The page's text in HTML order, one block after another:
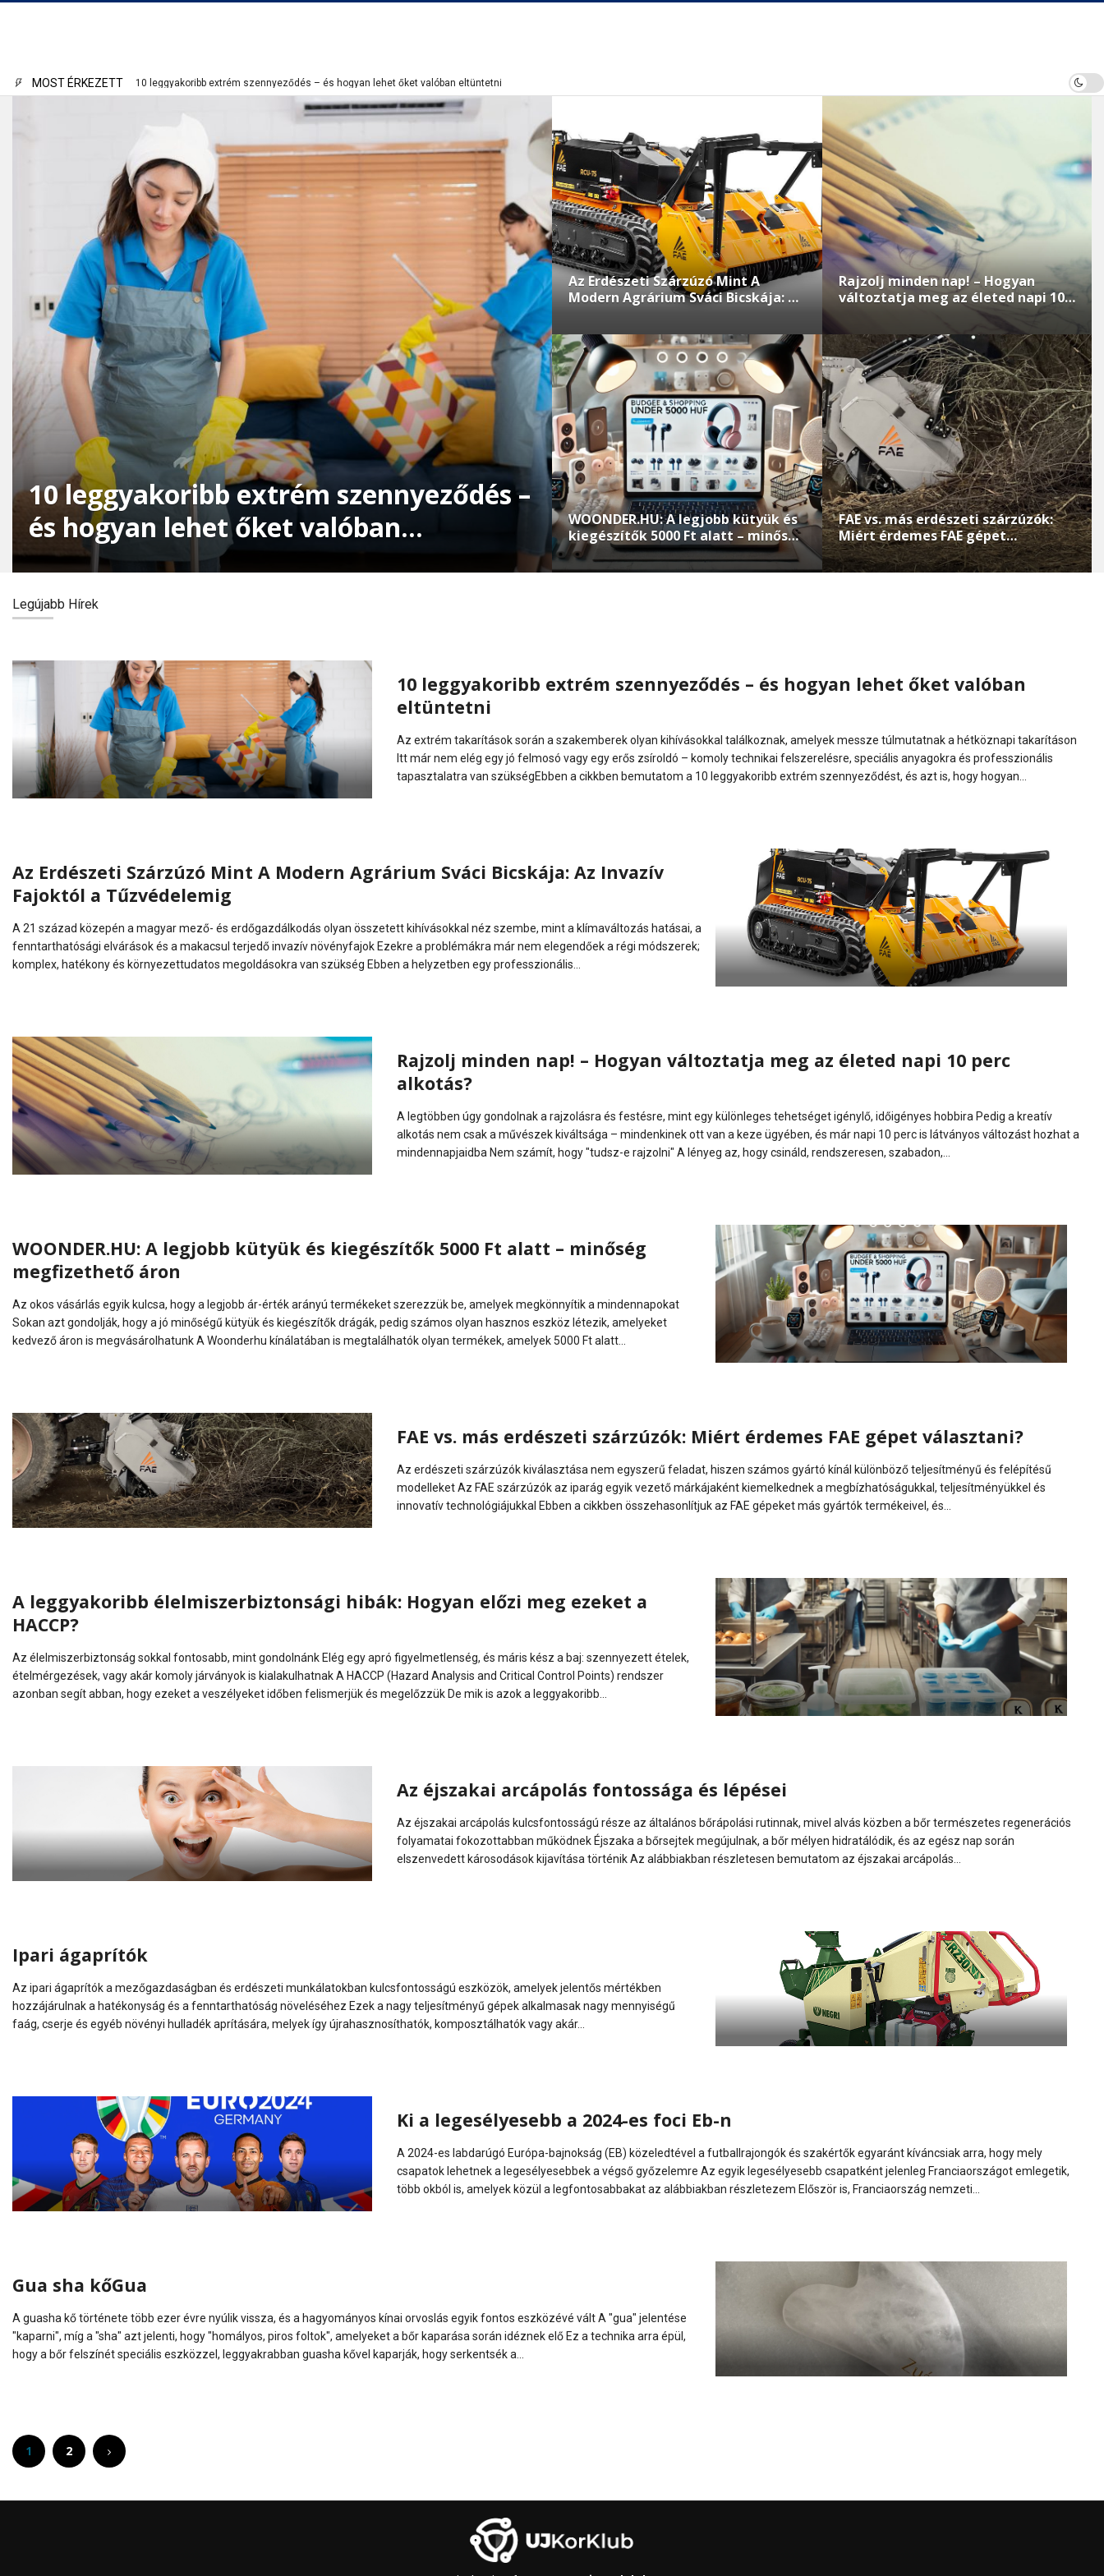
MOST ÉRKEZETT Az Erdészeti Szárzúzó Mint A Modern Agrárium Sváci Bicskája: Az Invazív Fajoktól a Tűzvédelemig Rajzolj minden nap! – Hogyan változtatja meg az életed napi 10 perc
10 leggyakoribb extrém szennyeződés –
és hogyan lehet őket valóban
eltüntetni
Az Erdészeti Szárzúzó Mint A
Modern Agrárium Sváci Bicskája: Az
Rajzolj minden nap! – Hogyan
változtatja meg az életed napi 10
WOONDER.HU: A legjobb kütyük és
kiegészítők 5000 Ft alatt – minőség
megfizethető áron
FAE vs. más erdészeti szárzúzók:
Miért érdemes FAE gépet
választani?
Legújabb Hírek
10 leggyakoribb extrém szennyeződés – és hogyan lehet őket valóban
eltüntetni
Az extrém takarítások során a szakemberek olyan kihívásokkal találkoznak, amelyek messze túlmutatnak a hétköznapi takarításon
Itt már nem elég egy jó felmosó vagy egy erős zsíroldó – komoly technikai felszerelésre, speciális anyagokra és professzionális
tapasztalatra van szükségEbben a cikkben bemutatom a 10 leggyakoribb extrém szennyeződést, és azt is, hogy hogyan...
Az Erdészeti Szárzúzó Mint A Modern Agrárium Sváci Bicskája: Az Invazív
Fajoktól a Tűzvédelemig
A 21 század közepén a magyar mező- és erdőgazdálkodás olyan összetett kihívásokkal néz szembe, mint a klímaváltozás hatásai, a
fenntarthatósági elvárások és a makacsul terjedő invazív növényfajok Ezekre a problémákra már nem elegendőek a régi módszerek;
komplex, hatékony és környezettudatos megoldásokra van szükség Ebben a helyzetben egy professzionális...
Rajzolj minden nap! – Hogyan változtatja meg az életed napi 10 perc
alkotás?
A legtöbben úgy gondolnak a rajzolásra és festésre, mint egy különleges tehetséget igénylő, időigényes hobbira Pedig a kreatív
alkotás nem csak a művészek kiváltsága – mindenkinek ott van a keze ügyében, és már napi 10 perc is látványos változást hozhat a
mindennapjaidba Nem számít, hogy "tudsz-e rajzolni" A lényeg az, hogy csináld, rendszeresen, szabadon,...
WOONDER.HU: A legjobb kütyük és kiegészítők 5000 Ft alatt – minőség
megfizethető áron
Az okos vásárlás egyik kulcsa, hogy a legjobb ár-érték arányú termékeket szerezzük be, amelyek megkönnyítik a mindennapokat
Sokan azt gondolják, hogy a jó minőségű kütyük és kiegészítők drágák, pedig számos olyan hasznos eszköz létezik, amelyeket
kedvező áron is megvásárolhatunk A Woonderhu kínálatában is megtalálhatók olyan termékek, amelyek 5000 Ft alatt...
FAE vs. más erdészeti szárzúzók: Miért érdemes FAE gépet választani?
Az erdészeti szárzúzók kiválasztása nem egyszerű feladat, hiszen számos gyártó kínál különböző teljesítményű és felépítésű
modelleket Az FAE szárzúzók az iparág egyik vezető márkájaként kiemelkednek a megbízhatóságukkal, teljesítményükkel és
innovatív technológiájukkal Ebben a cikkben összehasonlítjuk az FAE gépeket más gyártók termékeivel, és...
A leggyakoribb élelmiszerbiztonsági hibák: Hogyan előzi meg ezeket a
HACCP?
Az élelmiszerbiztonság sokkal fontosabb, mint gondolnánk Elég egy apró figyelmetlenség, és máris kész a baj: szennyezett ételek,
ételmérgezések, vagy akár komoly járványok is kialakulhatnak A HACCP (Hazard Analysis and Critical Control Points) rendszer
azonban segít abban, hogy ezeket a veszélyeket időben felismerjük és megelőzzük De mik is azok a leggyakoribb...
Az éjszakai arcápolás fontossága és lépései
Az éjszakai arcápolás kulcsfontosságú része az általános bőrápolási rutinnak, mivel alvás közben a bőr természetes regenerációs
folyamatai fokozottabban működnek Éjszaka a bőrsejtek megújulnak, a bőr mélyen hidratálódik, és az egész nap során
elszenvedett károsodások kijavítása történik Az alábbiakban részletesen bemutatom az éjszakai arcápolás...
Ipari ágaprítók
Az ipari ágaprítók a mezőgazdaságban és erdészeti munkálatokban kulcsfontosságú eszközök, amelyek jelentős mértékben
hozzájárulnak a hatékonyság és a fenntarthatóság növeléséhez Ezek a nagy teljesítményű gépek alkalmasak nagy mennyiségű
faág, cserje és egyéb növényi hulladék aprítására, melyek így újrahasznosíthatók, komposztálhatók vagy akár...
Ki a legesélyesebb a 2024-es foci Eb-n
A 2024-es labdarúgó Európa-bajnokság (EB) közeledtével a futballrajongók és szakértők egyaránt kíváncsiak arra, hogy mely
csapatok lehetnek a legesélyesebbek a végső győzelemre Az egyik legesélyesebb csapatként jelenleg Franciaországot emlegetik,
több okból is, amelyek közül a legfontosabbakat az alábbiakban részletezem Először is, Franciaország nemzeti...
Gua sha kőGua
A guasha kő története több ezer évre nyúlik vissza, és a hagyományos kínai orvoslás egyik fontos eszközévé vált A "gua" jelentése
"kaparni", míg a "sha" azt jelenti, hogy "homályos, piros foltok", amelyeket a bőr kaparása során idéznek elő Ez a technika arra épül,
hogy a bőr felszínét speciális eszközzel, leggyakrabban guasha kővel kaparják, hogy serkentsék a...
1 2